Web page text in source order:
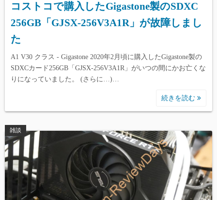
コストコで購入したGigastone製のSDXC
256GB「GJSX-256V3A1R」が故障しまし
た
A1 V30 クラス - Gigastone 2020年2月頃に購入したGigastone製の
SDXCカード256GB「GJSX-256V3A1R」がいつの間にかお亡くな
りになっていました。 (さらに…)…
続きを読む
雑談